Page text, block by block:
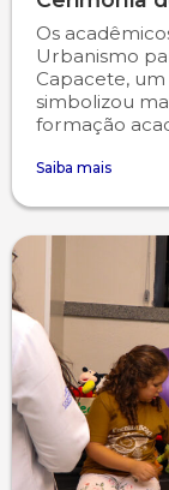
Os
Urbanismo
Capacete,
simbolizou
formação
Saiba mais